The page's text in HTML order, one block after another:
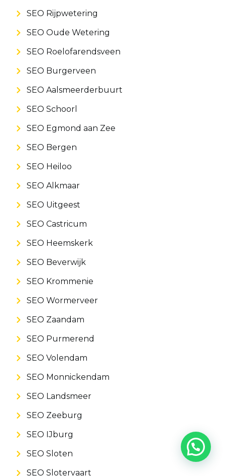
SEO Rijpwetering
SEO Oude Wetering
SEO Roelofarendsveen
SEO Burgerveen
SEO Aalsmeerderbuurt
SEO Schoorl
SEO Egmond aan Zee
SEO Bergen
SEO Heiloo
SEO Alkmaar
SEO Uitgeest
SEO Castricum
SEO Heemskerk
SEO Beverwijk
SEO Krommenie
SEO Wormerveer
SEO Zaandam
SEO Purmerend
SEO Volendam
SEO Monnickendam
SEO Landsmeer
SEO Zeeburg
SEO IJburg
SEO Sloten
SEO Slotervaart